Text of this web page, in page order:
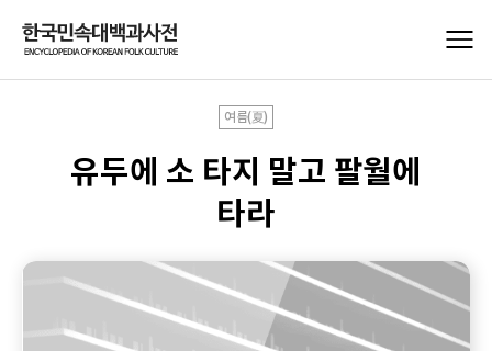
여름(夏)
유두에 소 타지 말고 팔월에
타라